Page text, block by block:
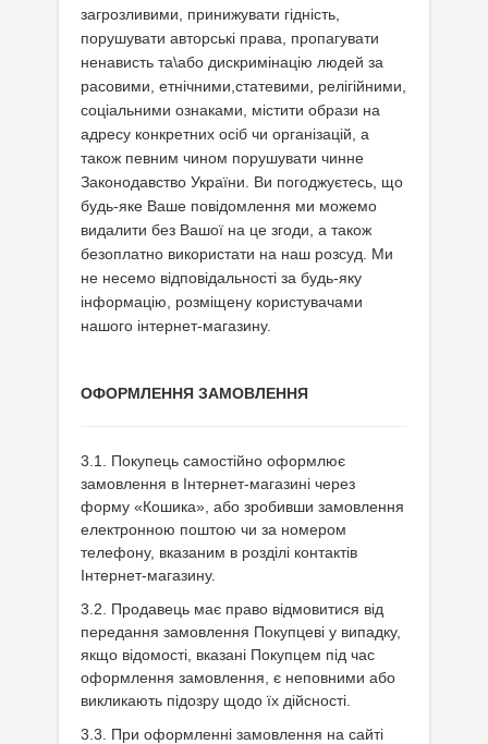
загрозливими, принижувати гідність,
порушувати авторські права, пропагувати
ненависть та\або дискримінацію людей за
расовими, етнічними,статевими, релігійними,
соціальними ознаками, містити образи на
адресу конкретних осіб чи організацій, а
також певним чином порушувати чинне
Законодавство України. Ви погоджуєтесь, що
будь-яке Ваше повідомлення ми можемо
видалити без Вашої на це згоди, а також
безоплатно використати на наш розсуд. Ми
не несемо відповідальності за будь-яку
інформацію, розміщену користувачами
нашого інтернет-магазину.
ОФОРМЛЕННЯ ЗАМОВЛЕННЯ
3.1. Покупець самостійно оформлює
замовлення в Інтернет-магазині через
форму «Кошика», або зробивши замовлення
електронною поштою чи за номером
телефону, вказаним в розділі контактів
Інтернет-магазину.
3.2. Продавець має право відмовитися від
передання замовлення Покупцеві у випадку,
якщо відомості, вказані Покупцем під час
оформлення замовлення, є неповними або
викликають підозру щодо їх дійсності.
3.3. При оформленні замовлення на сайті